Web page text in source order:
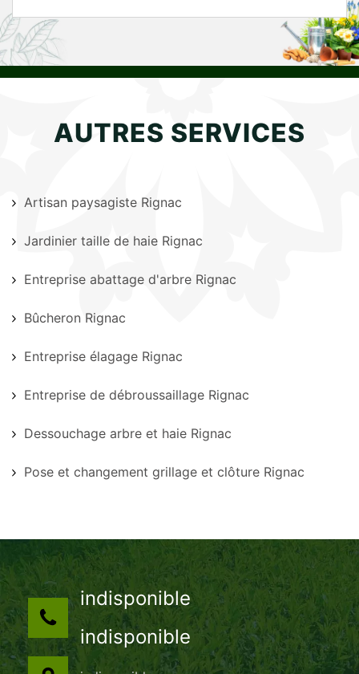
AUTRES SERVICES
Artisan paysagiste Rignac
Jardinier taille de haie Rignac
Entreprise abattage d'arbre Rignac
Bûcheron Rignac
Entreprise élagage Rignac
Entreprise de débroussaillage Rignac
Dessouchage arbre et haie Rignac
Pose et changement grillage et clôture Rignac
indisponible
indisponible